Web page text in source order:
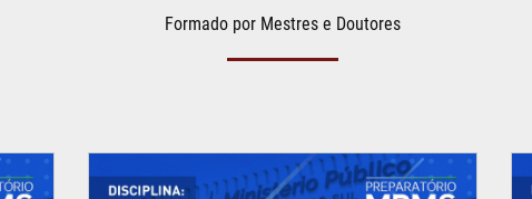
Formado por Mestres e Doutores